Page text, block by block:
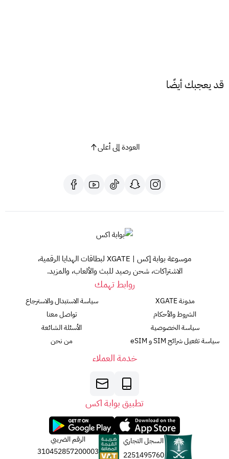
قوي وسريع دون انقطاع، أينما كنت داخل المملكة.
قد يعجبك أيضًا
العودة إلى أعلى
موسوعة بوابة إكس | XGATE لبطاقات الهدايا الرقمية،
الاشتراكات، شحن رصيد للبث والألعاب، والمزيد.
روابط تهمك
مدونة XGATE
الشروط والأحكام
سياسة الخصوصية
سياسة تفعيل شرائح SIM و eSIM
سياسة الاستبدال والاسترجاع
تواصل معنا
الأسئلة الشائعة
من نحن
خدمة العملاء
تطبيق بوابة اكس
السجل التجاري
2251495760
الرقم الضريبي
310452857200003